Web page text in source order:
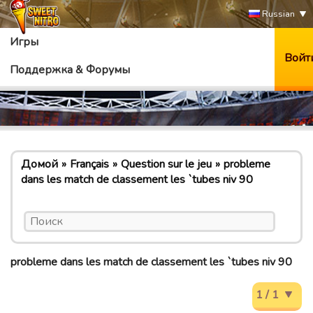
Russian
Игры
Поддержка & Форумы
Домой Français Question sur le jeu
probleme
dans les match de classement les `tubes niv 90
probleme dans les match de classement les `tubes niv 90
1 / 1